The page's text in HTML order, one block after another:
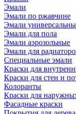
Эмали
Эмали по ржавчине
Эмали
Эмали для пола
Эмали аэрозольные
Эмали для
Специальные эмали
Краски для
Краски для стен и
Колоранты
Краски для
Фасадные краски